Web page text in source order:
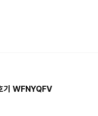
기 WFNYQFV